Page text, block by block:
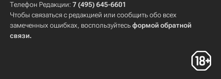
Телефон Редакции: 7 (495) 645-6601
Чтобы связаться с редакцией или сообщить обо всех
замеченных ошибках, воспользуйтесьформой обратной
связи.